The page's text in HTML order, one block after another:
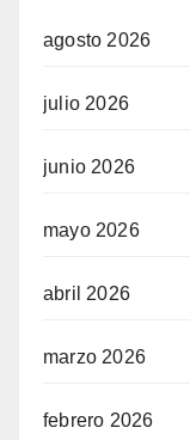
agosto 2026
julio 2026
junio 2026
mayo 2026
abril 2026
marzo 2026
febrero 2026